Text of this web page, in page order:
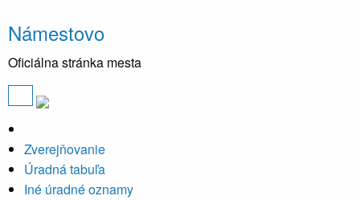
Námestovo
Oficiálna stránka mesta
Zverejňovanie
Úradná tabuľa
Iné úradné oznamy